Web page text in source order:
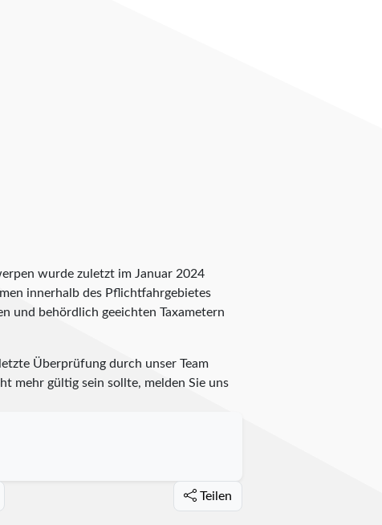
wurde zuletzt im Januar 2024
innerhalb des Pflichtfahrgebietes
und behördlich geeichten Taxametern
Überprüfung durch unser Team
mehr gültig sein sollte, melden Sie uns
Teilen